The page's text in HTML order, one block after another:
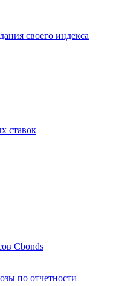
своего индекса
ставок
Cbonds
по отчетности